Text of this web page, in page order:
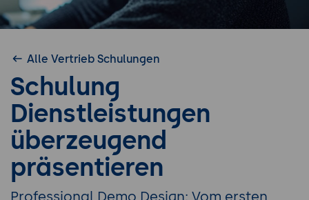
Alle Vertrieb Schulungen
Schulung
Dienstleistungen
überzeugend
präsentieren
Professional Demo Design: Vom ersten